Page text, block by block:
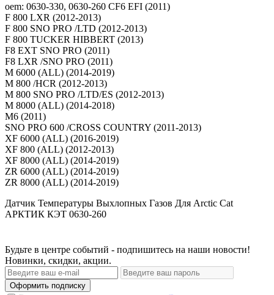
oem: 0630-330, 0630-260 CF6 EFI (2011)
F 800 LXR (2012-2013)
F 800 SNO PRO /LTD (2012-2013)
F 800 TUCKER HIBBERT (2013)
F8 EXT SNO PRO (2011)
F8 LXR /SNO PRO (2011)
M 6000 (ALL) (2014-2019)
M 800 /HCR (2012-2013)
M 800 SNO PRO /LTD/ES (2012-2013)
M 8000 (ALL) (2014-2018)
M6 (2011)
SNO PRO 600 /CROSS COUNTRY (2011-2013)
XF 6000 (ALL) (2016-2019)
XF 800 (ALL) (2012-2013)
XF 8000 (ALL) (2014-2019)
ZR 6000 (ALL) (2014-2019)
ZR 8000 (ALL) (2014-2019)
Датчик Температуры Выхлопных Газов Для Arctic Cat
АРКТИК КЭТ 0630-260
Будьте в центре событий - подпишитесь на наши новости!
Новинки, скидки, акции.
Оформить подписку